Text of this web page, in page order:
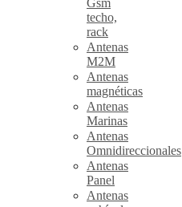
techo,
rack
Antenas
M2M
Antenas
magnéticas
Antenas
Marinas
Antenas
Omnidireccionales
Antenas
Panel
Antenas